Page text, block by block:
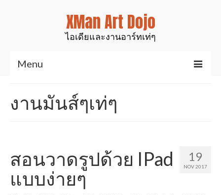
XMan Art Dojo
ไอเดียและงานอาร์ทเท่ๆ
Menu
Art & Design
งานเรซิ่นเคลือบไม้
งานศิลป์สำหรับตกแต่ง
งานมันส์ๆเท่ๆ
19
NOV 2017
สอนวาดรูปด้วย IPad
แบบง่ายๆ